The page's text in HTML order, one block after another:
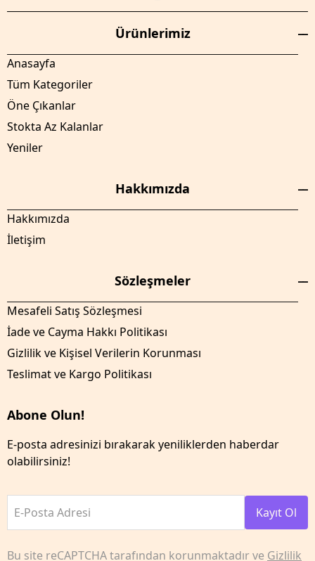
Ürünlerimiz
Anasayfa
Tüm Kategoriler
Öne Çıkanlar
Stokta Az Kalanlar
Yeniler
Hakkımızda
Hakkımızda
İletişim
Sözleşmeler
Mesafeli Satış Sözleşmesi
İade ve Cayma Hakkı Politikası
Gizlilik ve Kişisel Verilerin Korunması
Teslimat ve Kargo Politikası
Abone Olun!
E-posta adresinizi bırakarak yeniliklerden haberdar
olabilirsiniz!
E-Posta Adresi Kayıt Ol
Bu site reCAPTCHA tarafından korunmaktadır ve Gizlilik